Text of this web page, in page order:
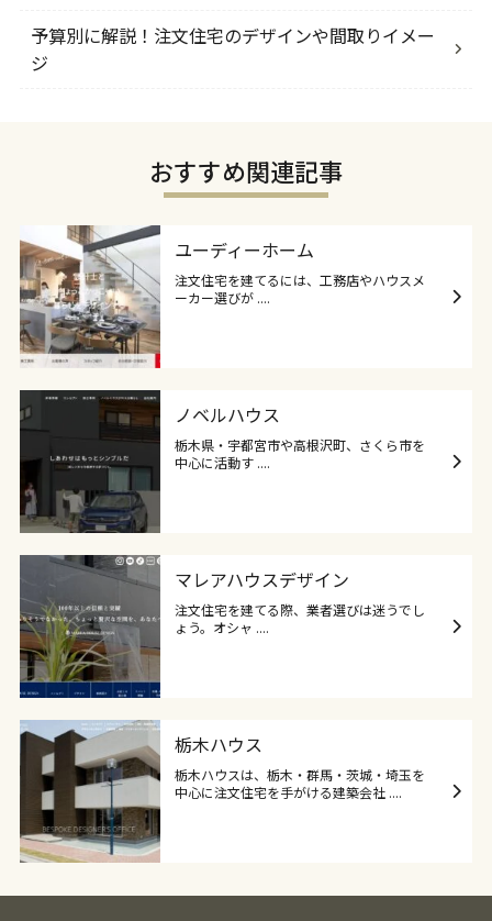
予算別に解説！注文住宅のデザインや間取りイメー
ジ
おすすめ関連記事
ユーディーホーム
注文住宅を建てるには、工務店やハウスメ
ーカー選びが ....
ノベルハウス
栃木県・宇都宮市や高根沢町、さくら市を
中心に活動す ....
マレアハウスデザイン
注文住宅を建てる際、業者選びは迷うでし
ょう。オシャ ....
栃木ハウス
栃木ハウスは、栃木・群馬・茨城・埼玉を
中心に注文住宅を手がける建築会社 ....